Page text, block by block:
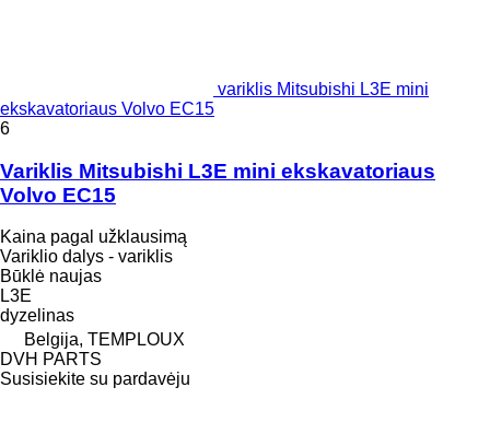
variklis Mitsubishi L3E mini
ekskavatoriaus Volvo EC15
6
Variklis Mitsubishi L3E mini ekskavatoriaus
Volvo EC15
Kaina pagal užklausimą
Variklio dalys - variklis
Būklė naujas
L3E
dyzelinas
Belgija, TEMPLOUX
DVH PARTS
Susisiekite su pardavėju